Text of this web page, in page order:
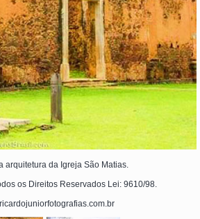
arquitetura da Igreja São Matias.
os Direitos Reservados Lei: 9610/98.